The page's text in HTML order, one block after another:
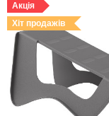
Акція
Хіт продажів